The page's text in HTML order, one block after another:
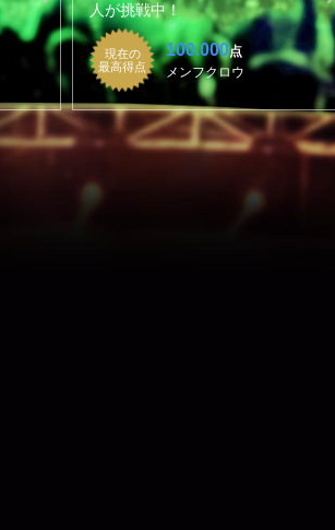
人が挑戦中！
現在の
最高得点
100.000点
メンフクロウ